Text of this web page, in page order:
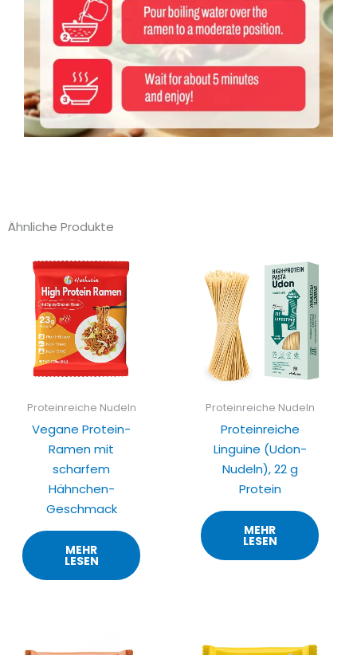
Ähnliche Produkte
Proteinreiche Nudeln
Vegane Protein-
Ramen mit
scharfem
Hähnchen-
Geschmack
MEHR
LESEN
Proteinreiche Nudeln
Proteinreiche
Linguine (Udon-
Nudeln), 22 g
Protein
MEHR
LESEN